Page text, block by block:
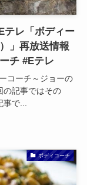
テレ「ボディー
」再放送情報
チ #Eテレ
コーチ～ジョーの
の記事ではその
事で...
ボディコーチ